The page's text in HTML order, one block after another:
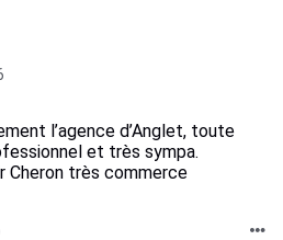
l’agence d’Anglet, toute
et très sympa.
Cheron très commerce